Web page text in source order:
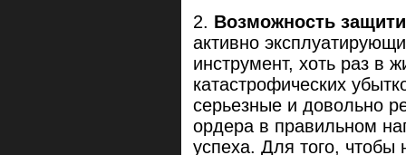
Возможность
активно
инструмент, хоть раз в
катастрофических
серьезные и довольно
ордера в правильном
успеха. Для того, чтобы